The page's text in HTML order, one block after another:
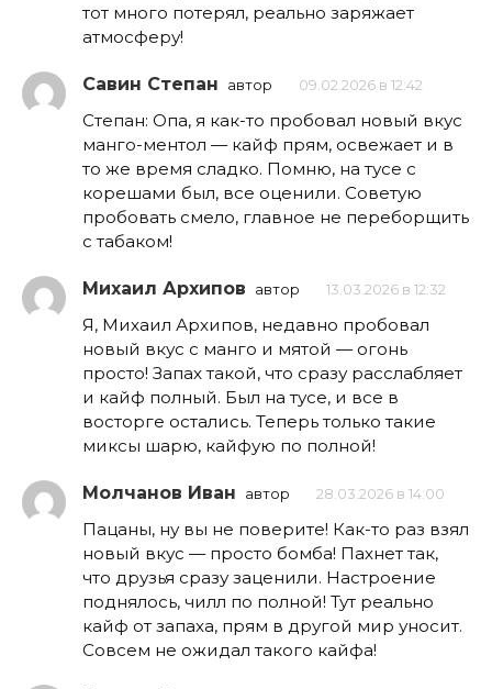
тот много потерял, реально заряжает
атмосферу!
Савин Степан автор 09.02.2026 в 12:42
Степан: Опа, я как-то пробовал новый вкус
манго-ментол — кайф прям, освежает и в
то же время сладко. Помню, на тусе с
корешами был, все оценили. Советую
пробовать смело, главное не переборщить
с табаком!
Михаил Архипов автор 13.03.2026 в 12:32
Я, Михаил Архипов, недавно пробовал
новый вкус с манго и мятой — огонь
просто! Запах такой, что сразу расслабляет
и кайф полный. Был на тусе, и все в
восторге остались. Теперь только такие
миксы шарю, кайфую по полной!
Молчанов Иван автор 28.03.2026 в 14:00
Пацаны, ну вы не поверите! Как-то раз взял
новый вкус — просто бомба! Пахнет так,
что друзья сразу заценили. Настроение
поднялось, чилл по полной! Тут реально
кайф от запаха, прям в другой мир уносит.
Совсем не ожидал такого кайфа!